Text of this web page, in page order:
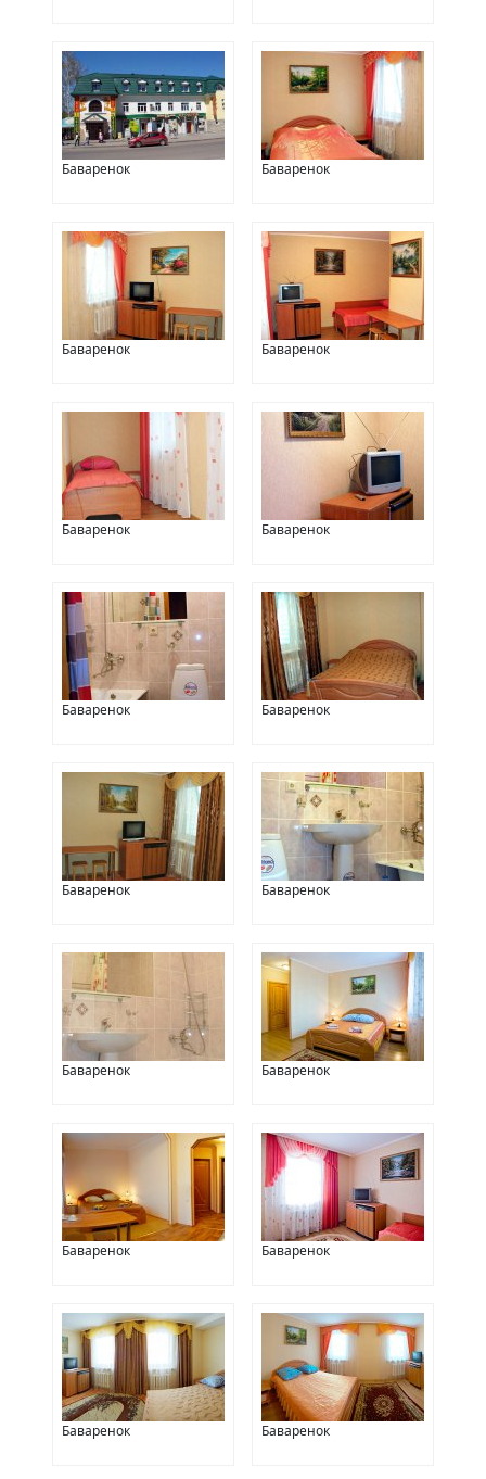
Баваренок Баваренок
Баваренок Баваренок
Баваренок Баваренок
Баваренок Баваренок
Баваренок Баваренок
Баваренок Баваренок
Баваренок Баваренок
Баваренок Баваренок